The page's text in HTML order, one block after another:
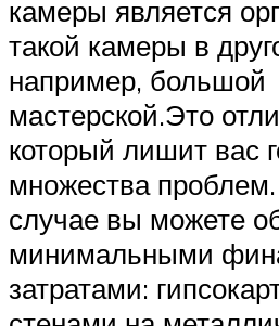
камеры является
такой камеры в
например, большой
мастерской.Это
который лишит вас
множества
случае вы можете
минимальными
затратами: